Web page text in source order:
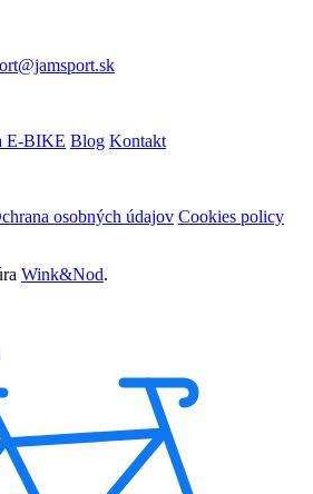
E-BIKE Blog Kontakt
osobných údajov Cookies policy
Wink&Nod.